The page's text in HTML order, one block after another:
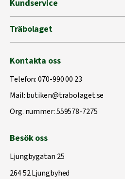
Kundservice
Träbolaget
Kontakta oss
Telefon:070-990 00 23
Mail:butiken@trabolaget.se
Org. nummer: 559578-7275
Besök oss
Ljungbygatan 25
264 52 Ljungbyhed